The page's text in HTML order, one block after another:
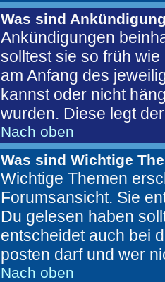
Was sind
Ankündigungen
solltest sie so früh
am Anfang des
kannst oder nicht
wurden. Diese legt
Nach oben
Was sind Wichtige
Wichtige Themen
Forumsansicht. Sie
Du gelesen haben
entscheidet auch bei
posten darf und wer
Nach oben